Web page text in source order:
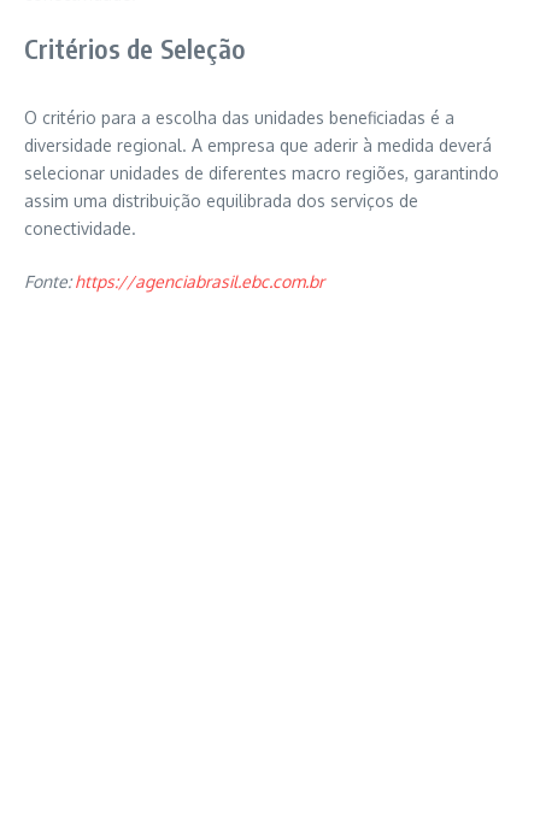
Critérios de Seleção
O critério para a escolha das unidades beneficiadas é a
diversidade regional. A empresa que aderir à medida deverá
selecionar unidades de diferentes macro regiões, garantindo
assim uma distribuição equilibrada dos serviços de
conectividade.
Fonte:https://agenciabrasil.ebc.com.br